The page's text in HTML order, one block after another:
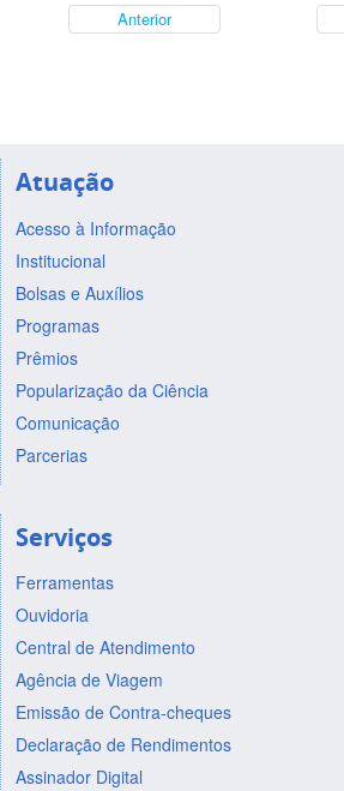
Anterior
Atuação
Acesso à Informação
Institucional
Bolsas e Auxílios
Programas
Prêmios
Popularização da Ciência
Comunicação
Parcerias
Serviços
Ferramentas
Ouvidoria
Central de Atendimento
Agência de Viagem
Emissão de Contra-cheques
Declaração de Rendimentos
Assinador Digital